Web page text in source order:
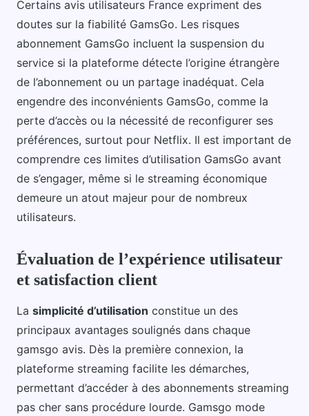
Certains avis utilisateurs France expriment des
doutes sur la fiabilité GamsGo. Les risques
abonnement GamsGo incluent la suspension du
service si la plateforme détecte l’origine étrangère
de l’abonnement ou un partage inadéquat. Cela
engendre des inconvénients GamsGo, comme la
perte d’accès ou la nécessité de reconfigurer ses
préférences, surtout pour Netflix. Il est important de
comprendre ces limites d’utilisation GamsGo avant
de s’engager, même si le streaming économique
demeure un atout majeur pour de nombreux
utilisateurs.
Évaluation de l’expérience utilisateur
et satisfaction client
La simplicité d’utilisation constitue un des
principaux avantages soulignés dans chaque
gamsgo avis. Dès la première connexion, la
plateforme streaming facilite les démarches,
permettant d’accéder à des abonnements streaming
pas cher sans procédure lourde. Gamsgo mode